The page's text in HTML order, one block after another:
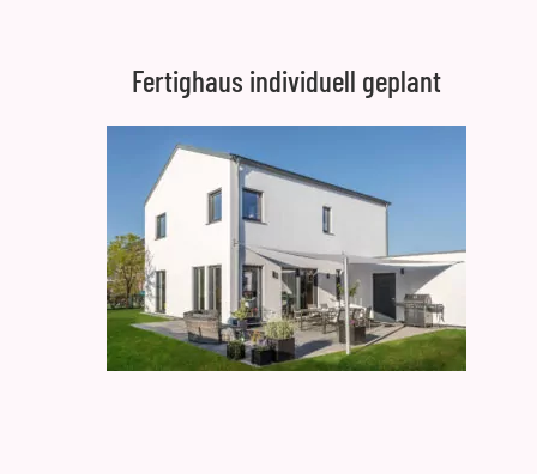
Fertighaus individuell geplant